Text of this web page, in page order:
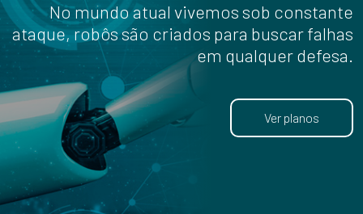
No mundo atual vivemos sob constante
ataque, robôs são criados para buscar falhas
em qualquer defesa.
Ver planos